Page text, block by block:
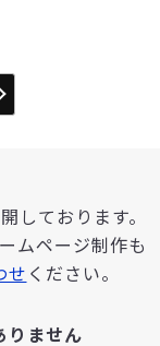
しております。
ムページ制作も
せ ください。
りません